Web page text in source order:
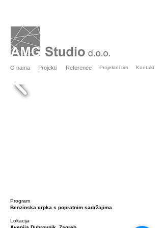
Program
Benzinska crpka s popratnim sadržajima
Lokacija
O nama Projekti Reference Projektni tim Kontakt